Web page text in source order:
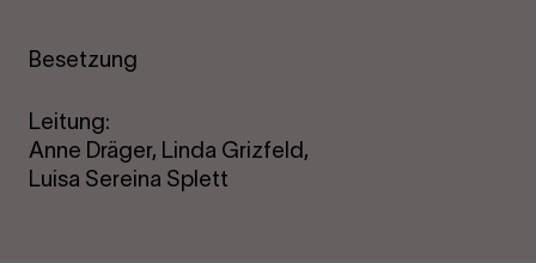
Besetzung
Leitung:
Anne Dräger, Linda Grizfeld,
Luisa Sereina Splett